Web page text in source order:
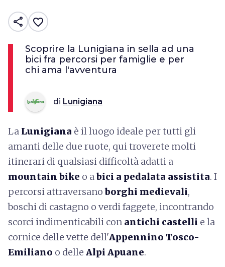
share favorite_border
Scoprire la Lunigiana in sella ad una
bici fra percorsi per famiglie e per
chi ama l'avventura
di Lunigiana
La Lunigiana è il luogo ideale per tutti gli
amanti delle due ruote, qui troverete molti
itinerari di qualsiasi difficoltà adatti a
mountain bike o abici a pedalata assistita. I
percorsi attraversanoborghi medievali,
boschi di castagno o verdi faggete, incontrando
scorci indimenticabili con antichi castelli e la
cornice delle vette dell'Appennino Tosco-
Emiliano o delle Alpi Apuane.